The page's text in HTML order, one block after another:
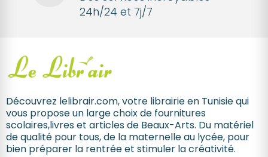
24h/24 et 7j/7
Découvrez lelibrair.com, votre librairie en Tunisie qui
vous propose un large choix de fournitures
scolaires,livres et articles de Beaux-Arts. Du matériel
de qualité pour tous, de la maternelle au lycée, pour
bien préparer la rentrée et stimuler la créativité.